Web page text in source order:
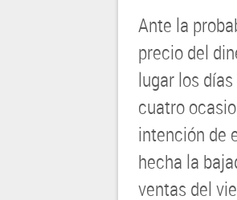
Ante la
precio del
lugar los
cuatro
intención de
hecha la
ventas del